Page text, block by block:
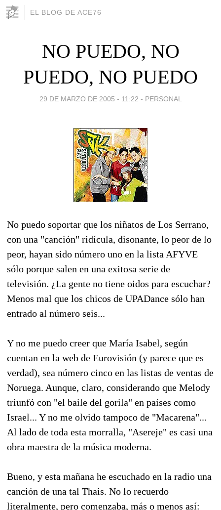
EL BLOG DE ACE76
NO PUEDO, NO
PUEDO, NO PUEDO
29 DE MARZO DE 2005 - 11:22 - PERSONAL
No puedo soportar que los niñatos de Los Serrano,
con una "canción" ridícula, disonante, lo peor de lo
peor, hayan sido número uno en la lista AFYVE
sólo porque salen en una exitosa serie de
televisión. ¿La gente no tiene oidos para escuchar?
Menos mal que los chicos de UPADance sólo han
entrado al número seis...
Y no me puedo creer que María Isabel, según
cuentan en la web de Eurovisión (y parece que es
verdad), sea número cinco en las listas de ventas de
Noruega. Aunque, claro, considerando que Melody
triunfó con "el baile del gorila" en países como
Israel... Y no me olvido tampoco de "Macarena"...
Al lado de toda esta morralla, "Asereje" es casi una
obra maestra de la música moderna.
Bueno, y esta mañana he escuchado en la radio una
canción de una tal Thais. No lo recuerdo
literalmente, pero comenzaba, más o menos así: